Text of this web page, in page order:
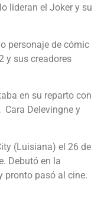
lideran el Joker y su
personaje de cómic
y sus creadores
en su reparto con
, Cara Delevingne y
(Luisiana) el 26 de
Debutó en la
pronto pasó al cine.